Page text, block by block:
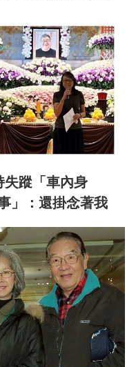
失蹤「車內身
」：還掛念著我